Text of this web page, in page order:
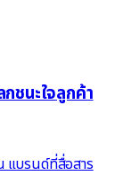
ชนะใจลูกค้า
แบรนด์ที่สื่อสาร